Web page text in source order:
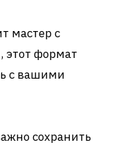
мастер с
формат
с вашими
сохранить